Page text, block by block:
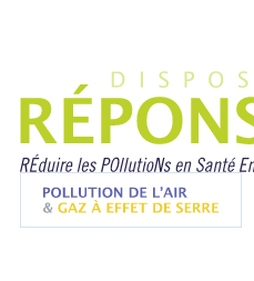
Pollution de